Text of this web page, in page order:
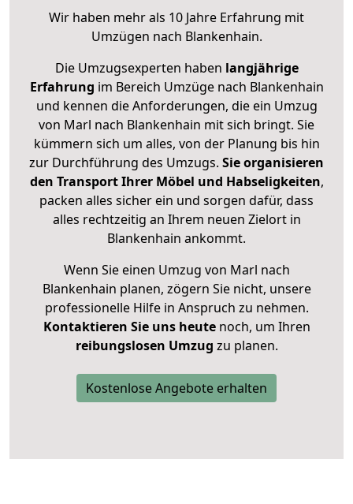
Wir haben mehr als 10 Jahre Erfahrung mit
Umzügen nach Blankenhain.
Die Umzugsexperten haben langjährige
Erfahrung im Bereich Umzüge nach Blankenhain
und kennen die Anforderungen, die ein Umzug
von Marl nach Blankenhain mit sich bringt. Sie
kümmern sich um alles, von der Planung bis hin
zur Durchführung des Umzugs. Sie organisieren
den Transport Ihrer Möbel und Habseligkeiten,
packen alles sicher ein und sorgen dafür, dass
alles rechtzeitig an Ihrem neuen Zielort in
Blankenhain ankommt.
Wenn Sie einen Umzug von Marl nach
Blankenhain planen, zögern Sie nicht, unsere
professionelle Hilfe in Anspruch zu nehmen.
Kontaktieren Sie uns heutenoch, um Ihren
reibungslosen Umzug zu planen.
Kostenlose Angebote erhalten